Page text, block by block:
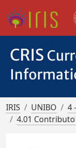
CRIS
IRIS UNIBO
4
4.01